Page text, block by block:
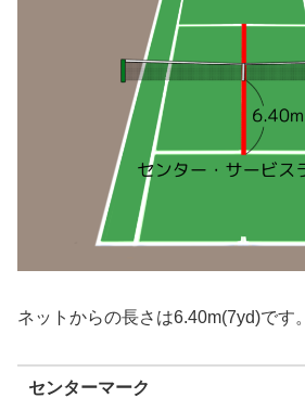
ネットからの長さは6.40m(7yd)です。
センターマーク